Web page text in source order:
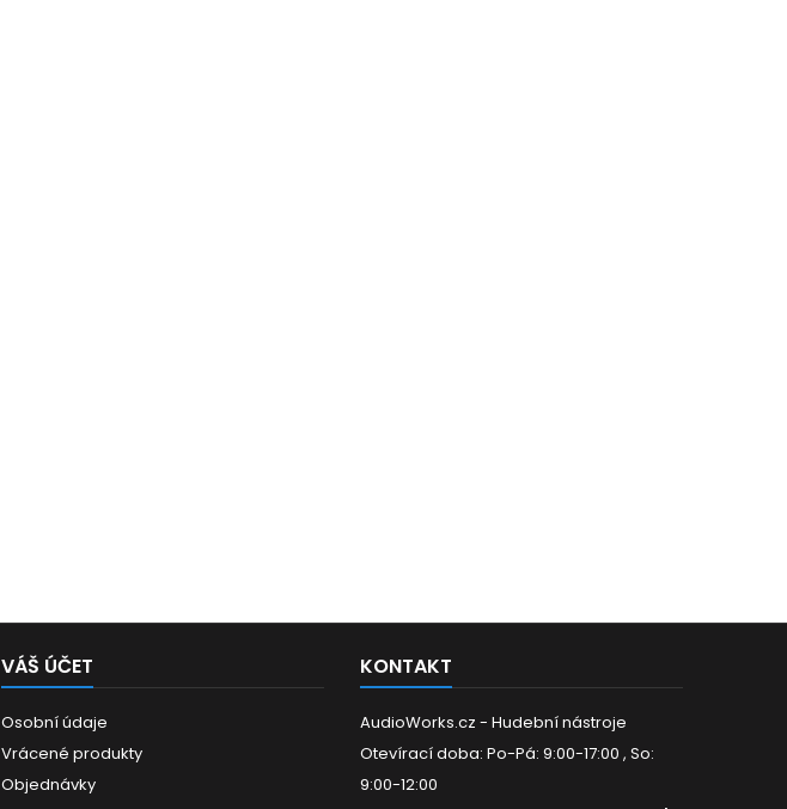
VÁŠ ÚČET
Osobní údaje
Vrácené produkty
Objednávky
KONTAKT
AudioWorks.cz - Hudební nástroje
Otevírací doba: Po-Pá: 9:00-17:00 , So:
9:00-12:00